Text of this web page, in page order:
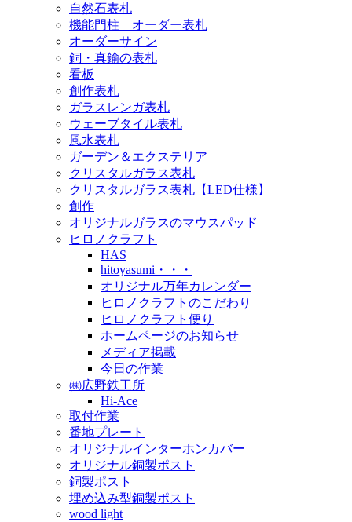
自然石表札
機能門柱 オーダー表札
オーダーサイン
銅・真鍮の表札
看板
創作表札
ガラスレンガ表札
ウェーブタイル表札
風水表札
ガーデン＆エクステリア
クリスタルガラス表札
クリスタルガラス表札【LED仕様】
創作
オリジナルガラスのマウスパッド
ヒロノクラフト
HAS
hitoyasumi・・・
オリジナル万年カレンダー
ヒロノクラフトのこだわり
ヒロノクラフト便り
ホームページのお知らせ
メディア掲載
今日の作業
㈱広野鉄工所
Hi-Ace
取付作業
番地プレート
オリジナルインターホンカバー
オリジナル銅製ポスト
銅製ポスト
埋め込み型銅製ポスト
wood light